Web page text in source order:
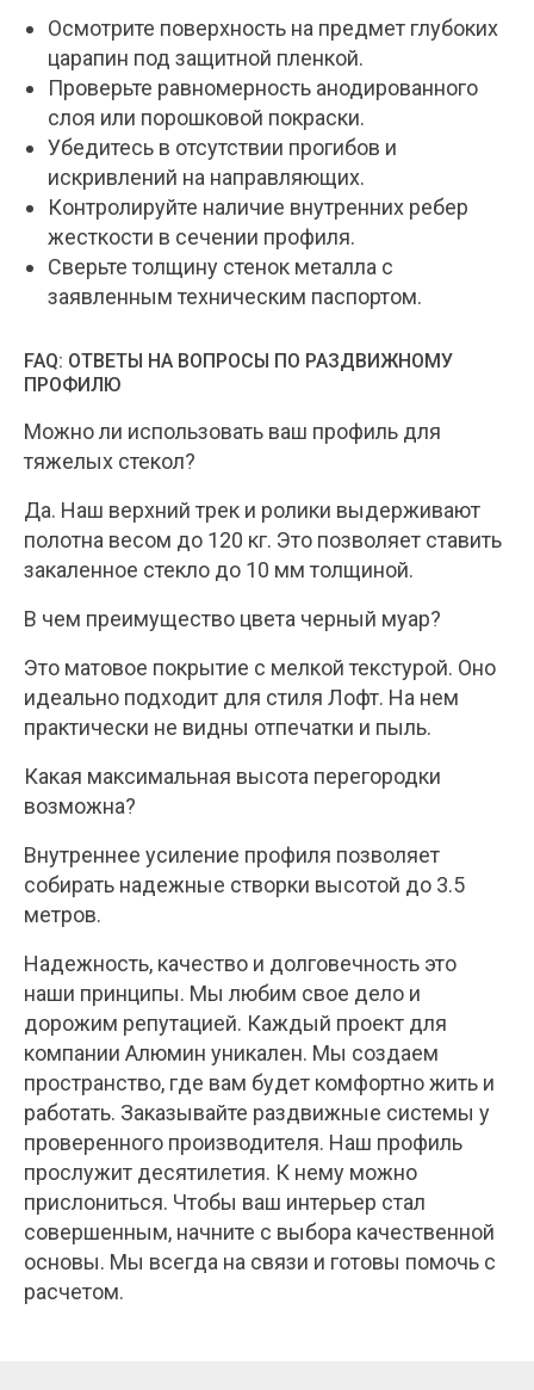
Осмотрите поверхность на предмет глубоких
царапин под защитной пленкой.
Проверьте равномерность анодированного
слоя или порошковой покраски.
Убедитесь в отсутствии прогибов и
искривлений на направляющих.
Контролируйте наличие внутренних ребер
жесткости в сечении профиля.
Сверьте толщину стенок металла с
заявленным техническим паспортом.
FAQ: ОТВЕТЫ НА ВОПРОСЫ ПО РАЗДВИЖНОМУ
ПРОФИЛЮ
Можно ли использовать ваш профиль для
тяжелых стекол?
Да. Наш верхний трек и ролики выдерживают
полотна весом до 120 кг. Это позволяет ставить
закаленное стекло до 10 мм толщиной.
В чем преимущество цвета черный муар?
Это матовое покрытие с мелкой текстурой. Оно
идеально подходит для стиля Лофт. На нем
практически не видны отпечатки и пыль.
Какая максимальная высота перегородки
возможна?
Внутреннее усиление профиля позволяет
собирать надежные створки высотой до 3.5
метров.
Надежность, качество и долговечность это
наши принципы. Мы любим свое дело и
дорожим репутацией. Каждый проект для
компании Алюмин уникален. Мы создаем
пространство, где вам будет комфортно жить и
работать. Заказывайте раздвижные системы у
проверенного производителя. Наш профиль
прослужит десятилетия. К нему можно
прислониться. Чтобы ваш интерьер стал
совершенным, начните с выбора качественной
основы. Мы всегда на связи и готовы помочь с
расчетом.